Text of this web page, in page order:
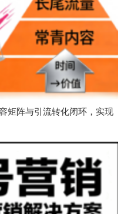
矩阵与引流转化闭环，实现